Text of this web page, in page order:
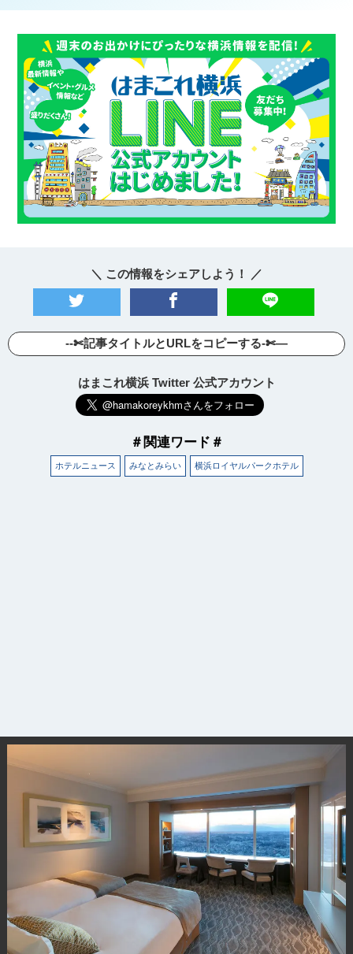
＼ この情報をシェアしよう！ ／
--✄記事タイトルとURLをコピーする-✄—
はまこれ横浜 Twitter 公式アカウント
＃関連ワード＃
ホテルニュース みなとみらい 横浜ロイヤルパークホテル